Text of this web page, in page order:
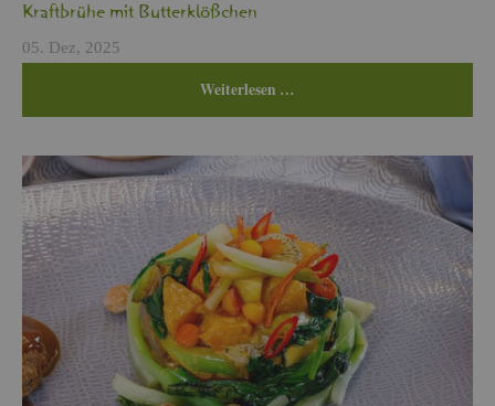
Kraft­brü­he mit But­ter­klö­ßchen
05. Dez, 2025
Wei­ter­le­sen …